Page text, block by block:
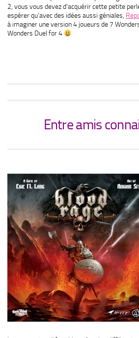
2, vous vous devez d’acquérir cette petite
espérer qu’avec des idées aussi géniales,
à imaginer une version 4 joueurs de 7
Wonders Duel for 4
Entre amis